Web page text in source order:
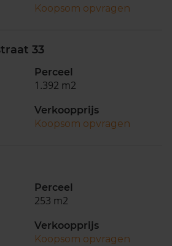
Koopsom opvragen
33
Perceel
1.392 m2
Verkoopprijs
Koopsom opvragen
Perceel
253 m2
Verkoopprijs
Koopsom opvragen